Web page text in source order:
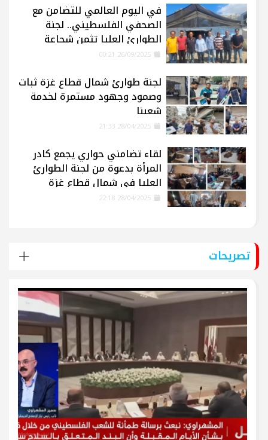
في اليوم العالمي للتضامن مع
الصحفي الفلسطيني.. لجنة
الطوارئ العليا تثمن شجاعة
الإعلاميين في غزة
لجنة طوارئ شمال قطاع غزة ثبات
وصمود وجهود مستمرة لخدمة
شعبنا
لقاء تضامني حواري يجمع كادر
المرأة بدعوة من لجنة الطوارئ
العليا في شمال قطاع غزة
تصريحات